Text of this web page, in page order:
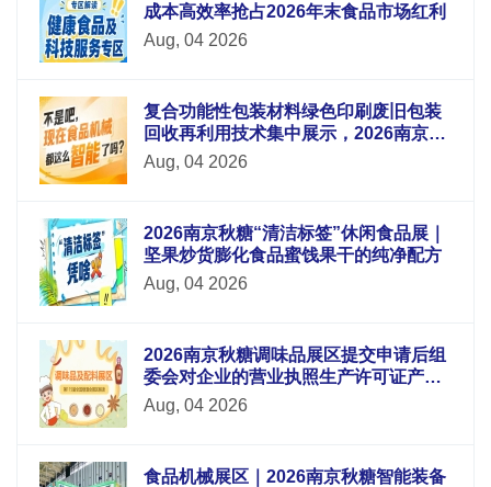
成本高效率抢占2026年末食品市场红利
Aug, 04 2026
复合功能性包装材料绿色印刷废旧包装
回收再利用技术集中展示，2026南京秋
糖9号馆循环经济
Aug, 04 2026
2026南京秋糖“清洁标签”休闲食品展｜
坚果炒货膨化食品蜜饯果干的纯净配方
Aug, 04 2026
2026南京秋糖调味品展区提交申请后组
委会对企业的营业执照生产许可证产品
检测报告等材料进行审核
Aug, 04 2026
食品机械展区｜2026南京秋糖智能装备